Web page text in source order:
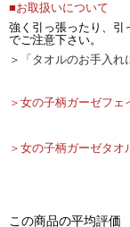
■お取扱いについて
強く引っ張ったり、引
でご注意下さい。
＞「タオルのお手入れ
＞女の子柄ガーゼフェ
＞女の子柄ガーゼタ